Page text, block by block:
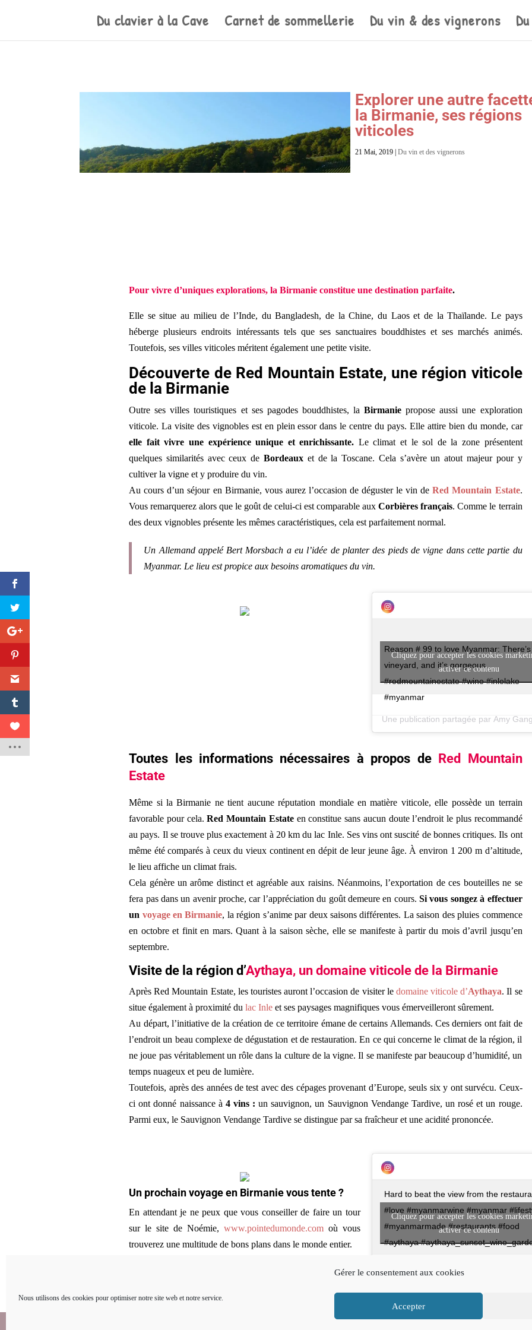
Gérer le consentement aux cookies
Nous utilisons des cookies pour optimiser notre site web et notre service.
Accepter
Du clavier à la Cave Carnet de sommellerie Du vin & des vignerons
Explorer une autre
la Birmanie, ses régions
viticoles
21 Mai, 2019 Du vin et des vignerons
Pour vivre d’uniques explorations, la Birmanie constitue une destination parfaite.
Elle se situe au milieu de l’Inde, du Bangladesh, de la Chine, du Laos et de la Thaïlande. Le pays
héberge plusieurs endroits intéressants tels que ses sanctuaires bouddhistes et ses marchés animés.
Toutefois, ses villes viticoles méritent également une petite visite.
Découverte de Red Mountain Estate, une région viticole
de la Birmanie
Outre ses villes touristiques et ses pagodes bouddhistes, laBirmanie propose aussi une exploration
viticole. La visite des vignobles est en plein essor dans le centre du pays. Elle attire bien du monde, car
elle fait vivre une expérience unique et enrichissante. Le climat et le sol de la zone présentent
quelques similarités avec ceux deBordeaux et de la Toscane. Cela s’avère un atout majeur pour y
cultiver la vigne et y produire du vin.
Au cours d’un séjour en Birmanie, vous aurez l’occasion de déguster le vin deRed Mountain Estate.
Vous remarquerez alors que le goût de celui-ci est comparable auxCorbières français. Comme le terrain
des deux vignobles présente les mêmes caractéristiques, cela est parfaitement normal.
Un Allemand appelé Bert Morsbach a eu l’idée de planter des pieds de vigne dans cette partie du
Myanmar. Le lieu est propice aux besoins aromatiques du vin.
Reason # 99 to love Myanmar:
vineyard, and it’s gorgeous.
#redmountainestate #wine #inlelake
#myanmar
Une publication partagée parAmy
Cliquez pour accepter les cookies
activer ce contenu
Toutes les informations nécessaires à propos de Red Mountain
Estate
Même si la Birmanie ne tient aucune réputation mondiale en matière viticole, elle possède un terrain
favorable pour cela.Red Mountain Estateen constitue sans aucun doute l’endroit le plus recommandé
au pays. Il se trouve plus exactement à 20 km du lac Inle. Ses vins ont suscité de bonnes critiques. Ils ont
même été comparés à ceux du vieux continent en dépit de leur jeune âge. À environ 1 200 m d’altitude,
le lieu affiche un climat frais.
Cela génère un arôme distinct et agréable aux raisins. Néanmoins, l’exportation de ces bouteilles ne se
fera pas dans un avenir proche, car l’appréciation du goût demeure en cours.Si vous songez à effectuer
un voyage en Birmanie, la région s’anime par deux saisons différentes. La saison des pluies commence
en octobre et finit en mars. Quant à la saison sèche, elle se manifeste à partir du mois d’avril jusqu’en
septembre.
Visite de la région d’Aythaya, un domaine viticole de la Birmanie
Après Red Mountain Estate, les touristes auront l’occasion de visiter le domaine viticole d’Aythaya. Il se
situe également à proximité dulac Inle et ses paysages magnifiques vous émerveilleront sûrement.
Au départ, l’initiative de la création de ce territoire émane de certains Allemands. Ces derniers ont fait de
l’endroit un beau complexe de dégustation et de restauration. En ce qui concerne le climat de la région, il
ne joue pas véritablement un rôle dans la culture de la vigne. Il se manifeste par beaucoup d’humidité, un
temps nuageux et peu de lumière.
Toutefois, après des années de test avec des cépages provenant d’Europe, seuls six y ont survécu. Ceux-
ci ont donné naissance à 4 vins : un sauvignon, un Sauvignon Vendange Tardive, un rosé et un rouge.
Parmi eux, le Sauvignon Vendange Tardive se distingue par sa fraîcheur et une acidité prononcée.
Un prochain voyage en Birmanie vous tente ?
En attendant je ne peux que vous conseiller de faire un tour
sur le site de Noémie, www.pointedumonde.comoù vous
trouverez une multitude de bons plans dans le monde entier.
Hard to beat the view from the
#love #myanmarwine #myanmar
#myanmarmade #restaurants #food
#aythaya
#montevino #taunggyi #inlelake
Une publication partagée par
Cliquez pour accepter les cookies
activer ce contenu